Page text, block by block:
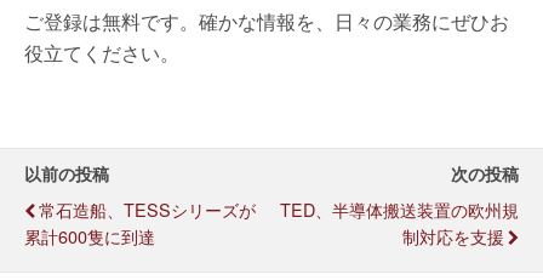
ご登録は無料です。確かな情報を、日々の業務にぜひお
役立てください。
以前の投稿
常石造船、TESSシリーズが
累計600隻に到達
次の投稿
TED、半導体搬送装置の欧州規
制対応を支援